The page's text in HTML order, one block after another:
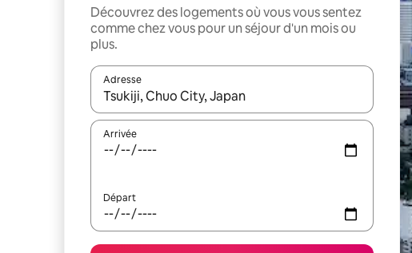
Découvrez des logements où vous vous sentez
comme chez vous pour un séjour d'un mois ou
plus.
Adresse
Lorsque les résultats s'affichent, utilisez les flèches vers le
Arrivée
Départ